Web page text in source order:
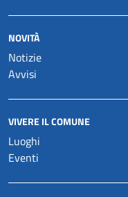
NOVITÀ
Notizie
Avvisi
VIVERE IL COMUNE
Luoghi
Eventi